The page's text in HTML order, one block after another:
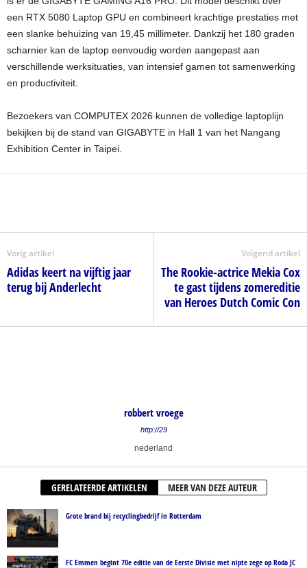
een RTX 5080 Laptop GPU en combineert krachtige prestaties met
een slanke behuizing van 19,45 millimeter. Dankzij het 180 graden
scharnier kan de laptop eenvoudig worden aangepast aan
verschillende werksituaties, van intensief gamen tot samenwerking
en productiviteit.
Bezoekers van COMPUTEX 2026 kunnen de volledige laptoplijn
bekijken bij de stand van GIGABYTE in Hall 1 van het Nangang
Exhibition Center in Taipei.
Vorig artikel
Adidas keert na vijftig jaar
terug bij Anderlecht
Volgend artikel
The Rookie-actrice Mekia Cox
te gast tijdens zomereditie
van Heroes Dutch Comic Con
robbert vroege
http://29
nederland
GERELATEERDE ARTIKELEN MEER VAN DEZE AUTEUR
Grote brand bij recyclingbedrijf in Rotterdam
FC Emmen begint 70e editie van de Eerste Divisie met nipte zege op Roda JC